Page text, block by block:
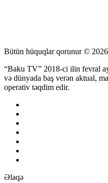
Bütün hüquqlar qorunur © 2026
“Baku TV” 2018-ci ilin fevral
və dünyada baş verən aktual,
operativ təqdim edir.
Əlaqə